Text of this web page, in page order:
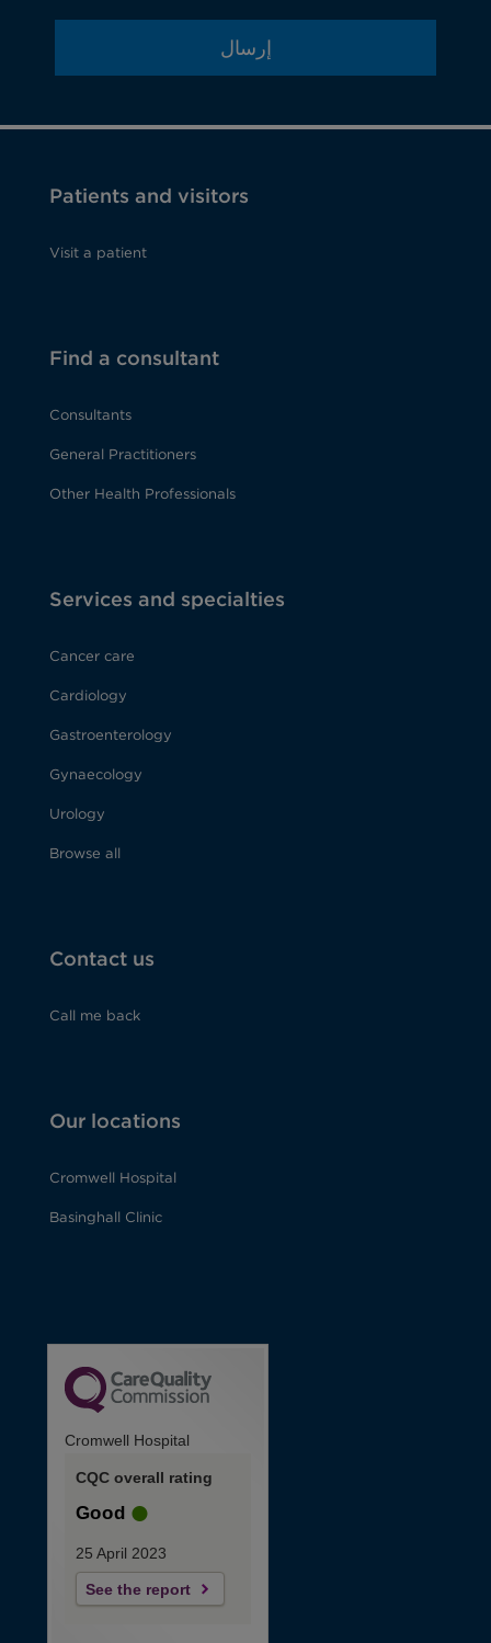
إرسال
Patients and visitors
Visit a patient
Find a consultant
Consultants
General Practitioners
Other Health Professionals
Services and specialties
Cancer care
Cardiology
Gastroenterology
Gynaecology
Urology
Browse all
Contact us
Call me back
Our locations
Cromwell Hospital
Basinghall Clinic
Cromwell Hospital
CQC overall rating
Good
25 April 2023
See the report